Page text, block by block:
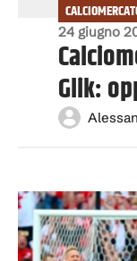
24 giugno
Glik: